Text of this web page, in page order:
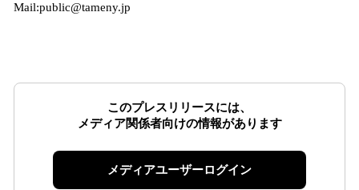
Mail:public@tameny.jp
このプレスリリースには、
メディア関係者向けの情報があります
メディアユーザーログイン